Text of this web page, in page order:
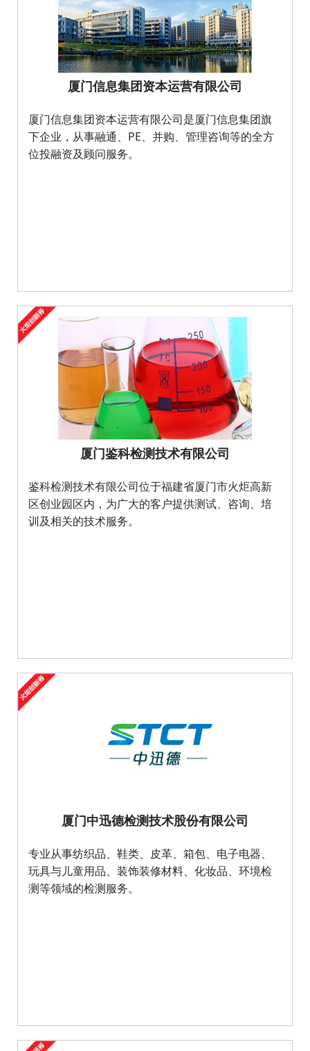
厦门信息集团资本运营有限公司
厦门信息集团资本运营有限公司是厦门信息集团旗
下企业，从事融通、PE、并购、管理咨询等的全方
位投融资及顾问服务。
厦门鉴科检测技术有限公司
鉴科检测技术有限公司位于福建省厦门市火炬高新
区创业园区内，为广大的客户提供测试、咨询、培
训及相关的技术服务。
厦门中迅德检测技术股份有限公司
专业从事纺织品、鞋类、皮革、箱包、电子电器、
玩具与儿童用品、装饰装修材料、化妆品、环境检
测等领域的检测服务。